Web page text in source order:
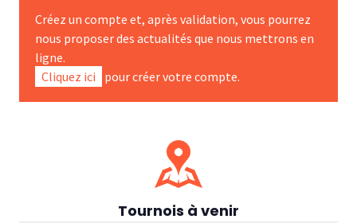
Créez un compte et, après validation, vous pourrez
nous proposer des actualités que nous mettrons en
ligne.
Cliquez ici
pour créer votre compte.
Tournois à venir